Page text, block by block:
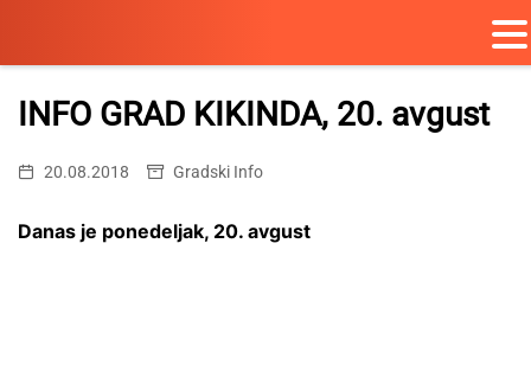
Skip
content
INFO GRAD KIKINDA, 20. avgust
20.08.2018 Gradski Info
Danas je ponedeljak, 20. avgust